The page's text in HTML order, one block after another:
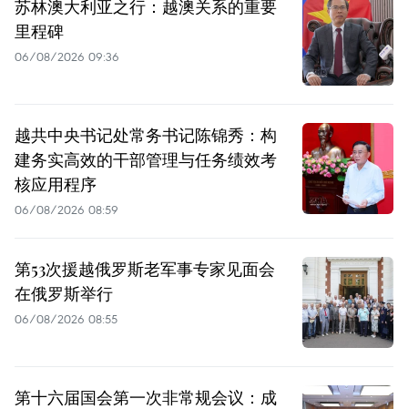
苏林澳大利亚之行：越澳关系的重要
里程碑
06/08/2026 09:36
越共中央书记处常务书记陈锦秀：构
建务实高效的干部管理与任务绩效考
核应用程序
06/08/2026 08:59
第53次援越俄罗斯老军事专家见面会
在俄罗斯举行
06/08/2026 08:55
第十六届国会第一次非常规会议：成